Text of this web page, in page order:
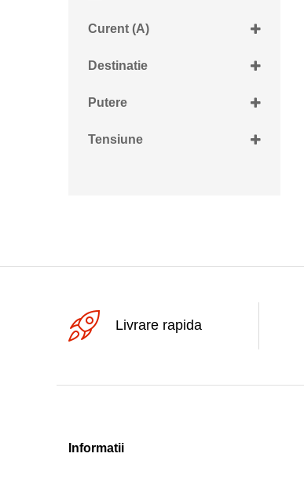
Curent (A)
830mA
Destinatie
Putere
Tensiune
Livrare rapida
Informatii